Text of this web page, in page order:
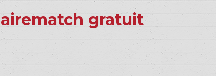
gratuit